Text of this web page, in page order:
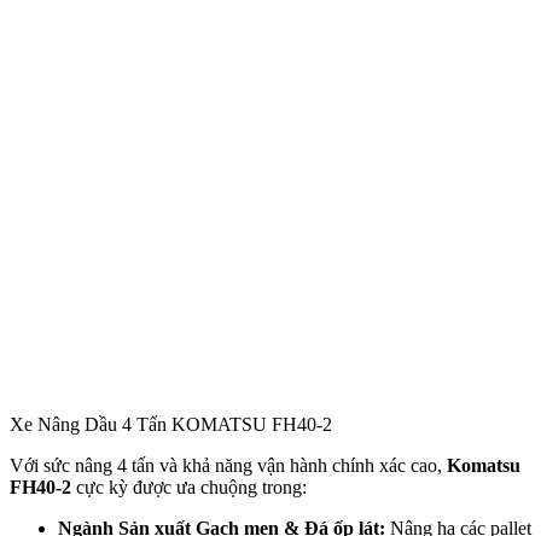
Xe Nâng Dầu 4 Tấn KOMATSU FH40-2
Với sức nâng 4 tấn và khả năng vận hành chính xác cao, Komatsu
FH40-2 cực kỳ được ưa chuộng trong:
Ngành Sản xuất Gạch men & Đá ốp lát: Nâng hạ các pallet